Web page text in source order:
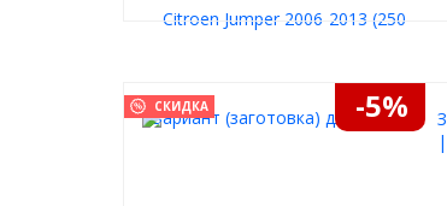
СКИДКА -5%